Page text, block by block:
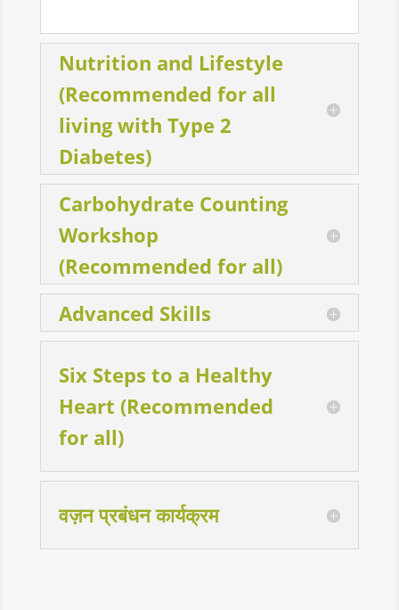
Nutrition and Lifestyle
(Recommended for all
living with Type 2
Diabetes)
Carbohydrate Counting
Workshop
(Recommended for all)
Advanced Skills
Six Steps to a Healthy
Heart (Recommended
for all)
वज़न प्रबंधन कार्यक्रम